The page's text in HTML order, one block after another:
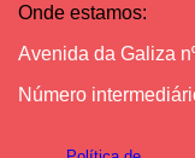
Onde estamos:
Avenida da Galiza
Número